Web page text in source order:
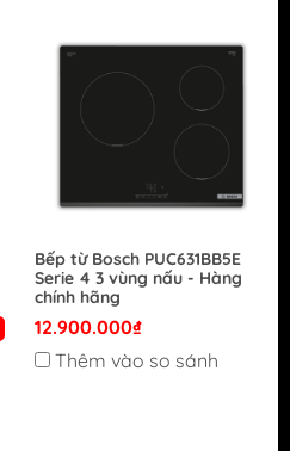
Bếp từ Bosch PUC631BB5E
Serie 4 3 vùng nấu - Hàng
chính hãng
12.900.000₫
Thêm vào so sánh